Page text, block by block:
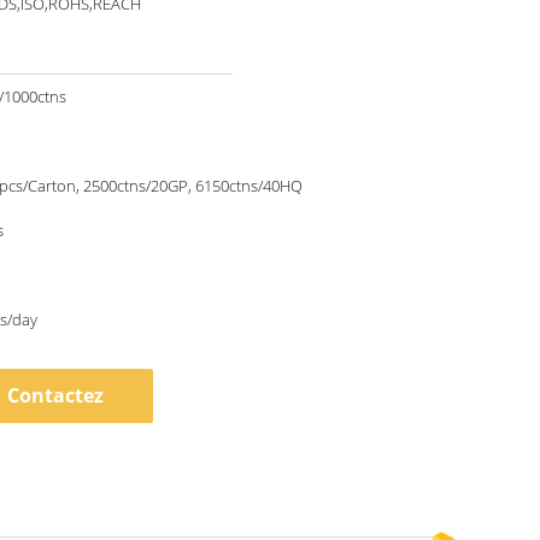
Carton, 2500ctns/20GP, 6150ctns/40HQ
day
Contactez